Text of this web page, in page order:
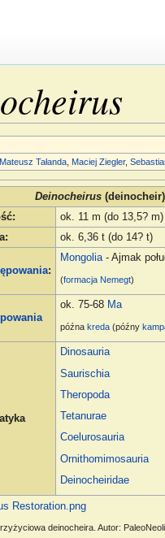
Mateusz Tałanda, Maciej Ziegler,
Deinocheirus(deinocheir)
:
ok. 11 m (do 13,5? m)
: ok. 6,36 t (do 14? t)
:
Mongolia- Ajmak
(formacja Nemegt)
ok. 75-68 Ma
późnakreda (późny
Dinosauria
Saurischia
Theropoda
Tetanurae
Coelurosauria
Ornithomimosauria
Deinocheiridae
deinocheira. Autor: